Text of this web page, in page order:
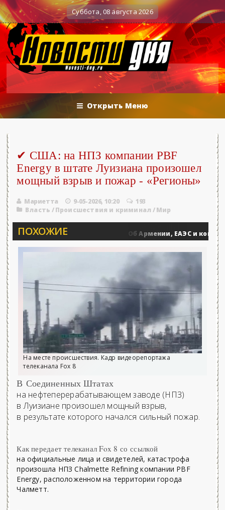
0 Военные действия Об Армении, ЕАЭС и конфликте
Суббота, 08 августа 2026
Открыть Меню
✔ США: на НПЗ компании PBF
Energy в штате Луизиана произошел
мощный взрыв и пожар - «Регионы»
Мариетта 9-05-2026, 10:20
193
Власть /Происшествия и криминал /Мир
ПОХОЖИЕ
0 Военные действия Об Армении, ЕАЭС и
На месте происшествия. Кадр видеорепортажа
телеканала Fox 8
В Соединенных Штатах
на нефтеперерабатывающем заводе (НПЗ)
в Луизиане произошел мощный взрыв,
в результате которого начался сильный пожар.
Как передает телеканал Fox 8 со ссылкой
на официальные лица и свидетелей, катастрофа
произошла НПЗ Chalmette Refining компании PBF
Energy, расположенном на территории города
Чалметт.